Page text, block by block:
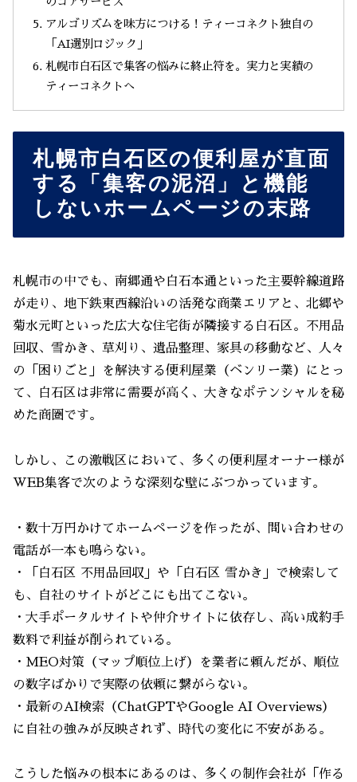
アルゴリズムを味方につける！ティーコネクト独自の
「AI選別ロジック」
札幌市白石区で集客の悩みに終止符を。実力と実績の
ティーコネクトへ
札幌市白石区の便利屋が直面
する「集客の泥沼」と機能
しないホームページの末路
札幌市の中でも、南郷通や白石本通といった主要幹線道路
が走り、地下鉄東西線沿いの活発な商業エリアと、北郷や
菊水元町といった広大な住宅街が隣接する白石区。不用品
回収、雪かき、草刈り、遺品整理、家具の移動など、人々
の「困りごと」を解決する便利屋業（ベンリー業）にとっ
て、白石区は非常に需要が高く、大きなポテンシャルを秘
めた商圏です。
しかし、この激戦区において、多くの便利屋オーナー様が
WEB集客で次のような深刻な壁にぶつかっています。
・数十万円かけてホームページを作ったが、問い合わせの
電話が一本も鳴らない。
・「白石区 不用品回収」や「白石区 雪かき」で検索して
も、自社のサイトがどこにも出てこない。
・大手ポータルサイトや仲介サイトに依存し、高い成約手
数料で利益が削られている。
・MEO対策（マップ順位上げ）を業者に頼んだが、順位
の数字ばかりで実際の依頼に繋がらない。
・最新のAI検索（ChatGPTやGoogle AI Overviews）
に自社の強みが反映されず、時代の変化に不安がある。
こうした悩みの根本にあるのは、多くの制作会社が「作る